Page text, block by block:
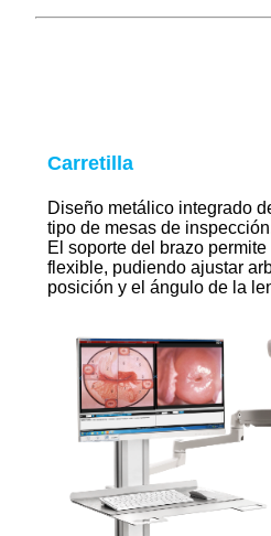
Carretilla
Diseño metálico integrado
tipo de mesas de
El soporte del brazo
flexible, pudiendo ajustar
posición y el ángulo de la